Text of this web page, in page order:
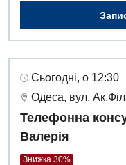
Сьогодні, о 12:30
Одеса, вул.
Телефонна
Валерія
Знижка 30%